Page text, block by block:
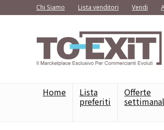
Chi Siamo Lista venditori Vendi
Home Lista
preferiti
Offerte